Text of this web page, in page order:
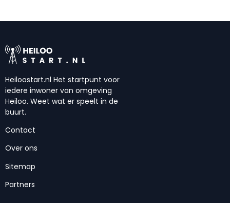
Heiloostart.nl Het startpunt voor
iedere inwoner van omgeving
Heiloo. Weet wat er speelt in de
buurt.
Contact
Over ons
Sitemap
Partners